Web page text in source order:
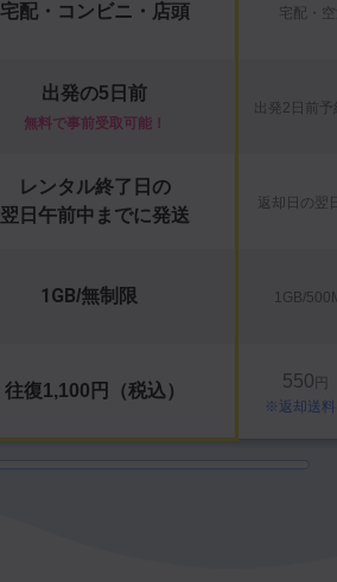
宅配・コンビニ・店頭 宅配・
出発の5日前
無料で事前受取可能！
出発2日前
レンタル終了日の
翌日午前中までに発送
返却日の翌
1GB/無制限 1GB/
往復1,100円（税込） 550 円
※返却送